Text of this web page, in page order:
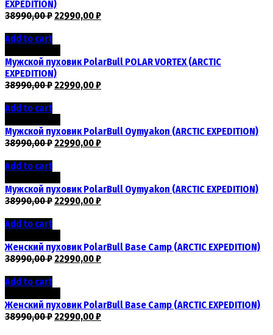
EXPEDITION)
38990,00₽22990,00₽
Add to cart
Мужской пуховик PolarBull POLAR VORTEX (ARCTIC
EXPEDITION)
38990,00₽22990,00₽
Add to cart
Мужской пуховик PolarBull Oymyakon (ARCTIC EXPEDITION)
38990,00₽22990,00₽
Add to cart
Мужской пуховик PolarBull Oymyakon (ARCTIC EXPEDITION)
38990,00₽22990,00₽
Add to cart
Женский пуховик PolarBull Base Camp (ARCTIC EXPEDITION)
38990,00₽22990,00₽
Add to cart
Женский пуховик PolarBull Base Camp (ARCTIC EXPEDITION)
38990,00₽22990,00₽